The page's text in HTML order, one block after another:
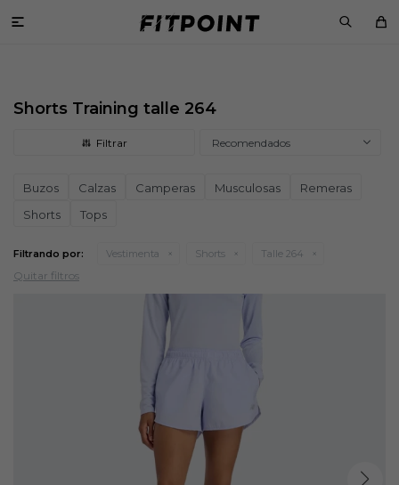

Shorts Training talle 264
Recomendados
Buzos Calzas Camperas Musculosas
Remeras
Shorts
Tops
Filtrando por: Vestimenta Shorts Talle 264
Quitar filtros